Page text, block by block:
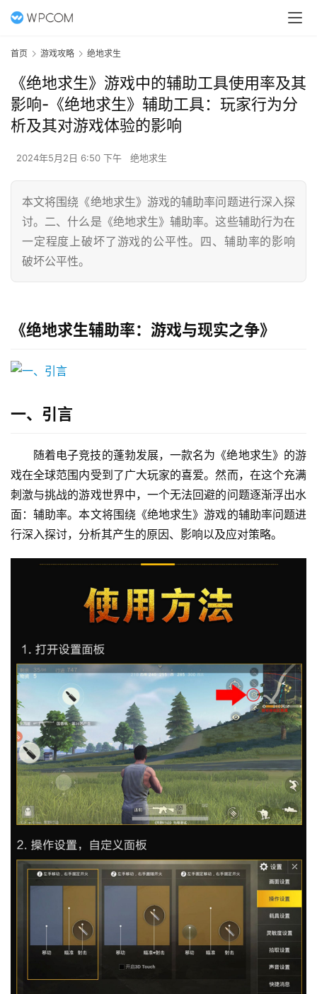
首页 游戏攻略 绝地求生
《绝地求生》游戏中的辅助工具使用率及其
影响-《绝地求生》辅助工具：玩家行为分
析及其对游戏体验的影响
2024年5月2日 6:50 下午 绝地求生
本文将围绕《绝地求生》游戏的辅助率问题进行深入探
讨。二、什么是《绝地求生》辅助率。这些辅助行为在
一定程度上破坏了游戏的公平性。四、辅助率的影响
破坏公平性。
《绝地求生辅助率：游戏与现实之争》
一、引言
随着电子竞技的蓬勃发展，一款名为《绝地求生》的游
戏在全球范围内受到了广大玩家的喜爱。然而，在这个充满
刺激与挑战的游戏世界中，一个无法回避的问题逐渐浮出水
面：辅助率。本文将围绕《绝地求生》游戏的辅助率问题进
行深入探讨，分析其产生的原因、影响以及应对策略。